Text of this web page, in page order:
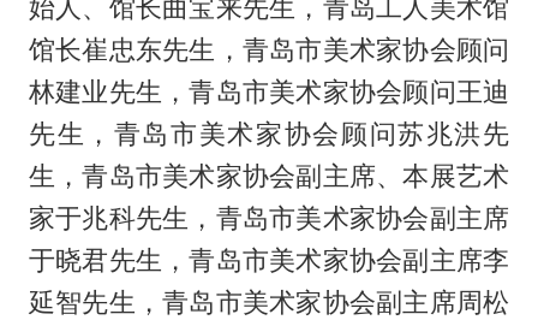
始人、馆长曲宝来先生，青岛工人美术馆
馆长崔忠东先生，青岛市美术家协会顾问
林建业先生，青岛市美术家协会顾问王迪
先生，青岛市美术家协会顾问苏兆洪先
生，青岛市美术家协会副主席、本展艺术
家于兆科先生，青岛市美术家协会副主席
于晓君先生，青岛市美术家协会副主席李
延智先生，青岛市美术家协会副主席周松